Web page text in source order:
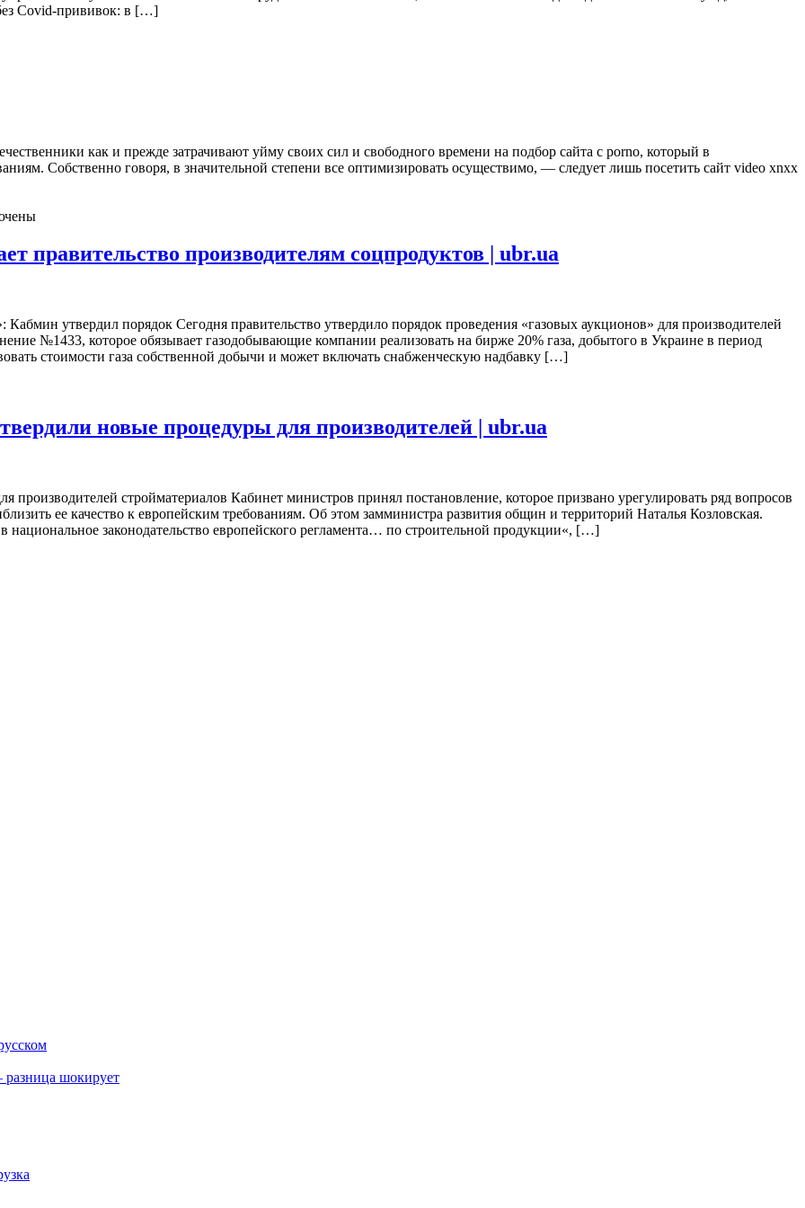
Covid-прививок: в […]
как и прежде затрачивают уйму своих сил и свободного времени на подбор сайта с porno, который в
Собственно говоря, в значительной степени все оптимизировать осуществимо, — следует лишь посетить сайт video xnxx
правительство производителям соцпродуктов | ubr.ua
утвердил порядок Сегодня правительство утвердило порядок проведения «газовых аукционов» для производителей
№1433, которое обязывает газодобывающие компании реализовать на бирже 20% газа, добытого в Украине в период
стоимости газа собственной добычи и может включать снабженческую надбавку […]
новые процедуры для производителей | ubr.ua
стройматериалов Кабинет министров принял постановление, которое призвано урегулировать ряд вопросов
ее качество к европейским требованиям. Об этом замминистра развития общин и территорий Наталья Козловская.
законодательство европейского регламента… по строительной продукции«, […]
шокирует